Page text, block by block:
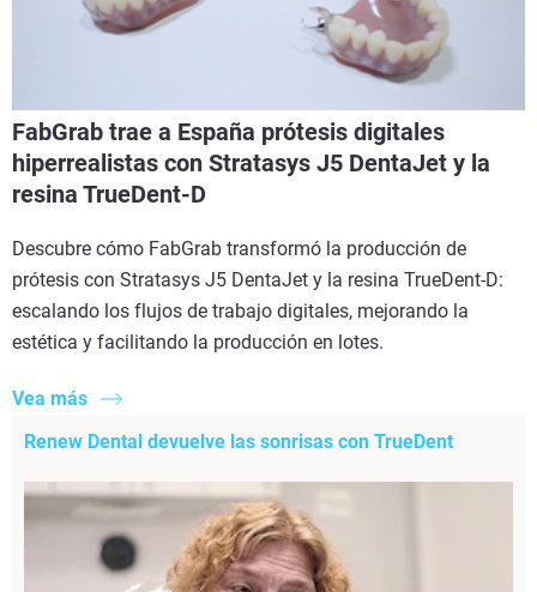
FabGrab trae a España prótesis digitales
hiperrealistas con Stratasys J5 DentaJet y la
resina TrueDent-D
Descubre cómo FabGrab transformó la producción de
prótesis con Stratasys J5 DentaJet y la resina TrueDent-D:
escalando los flujos de trabajo digitales, mejorando la
estética y facilitando la producción en lotes.
Vea más
Renew Dental devuelve las sonrisas con TrueDent